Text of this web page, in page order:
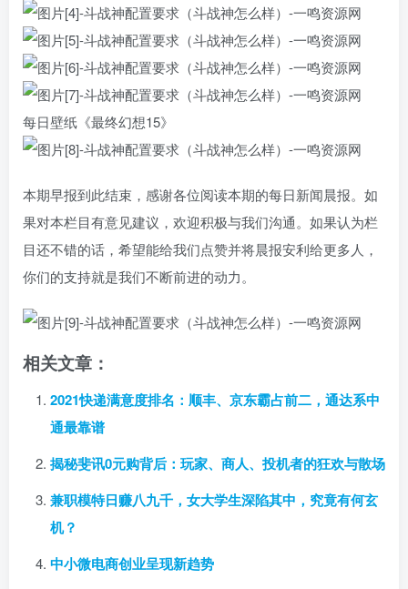
每日壁纸《最终幻想15》
本期早报到此结束，感谢各位阅读本期的每日新闻晨报。如
果对本栏目有意见建议，欢迎积极与我们沟通。如果认为栏
目还不错的话，希望能给我们点赞并将晨报安利给更多人，
你们的支持就是我们不断前进的动力。
相关文章：
2021快递满意度排名：顺丰、京东霸占前二，通达系中
通最靠谱
揭秘斐讯0元购背后：玩家、商人、投机者的狂欢与散场
兼职模特日赚八九千，女大学生深陷其中，究竟有何玄
机？
中小微电商创业呈现新趋势